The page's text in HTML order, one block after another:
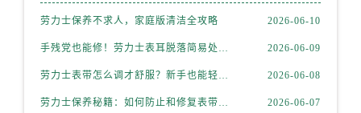
劳力士保养不求人，家庭版清洁全攻略 2026-06-10
手残党也能修！劳力士表耳脱落简易处理法 2026-06-09
劳力士表带怎么调才舒服？新手也能轻松上手 2026-06-08
劳力士保养秘籍：如何防止和修复表带掉色？ 2026-06-07